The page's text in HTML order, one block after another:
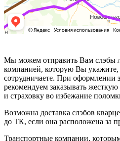
Мы можем отправить Вам слэбы
компанией, которую Вы
сотрудничаете. При оформлении
рекомендуем заказывать
и страховку во избежание
Возможна доставка слэбов
до ТК, если она расположена за
Транспортные компании,